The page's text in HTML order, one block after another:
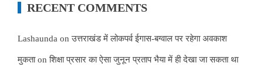
RECENT COMMENTS
Lashaunda onउत्तराखंड में लोकपर्व ईगास-बग्वाल पर रहेगा अवकाश
मुकताonशिक्षा प्रसार का ऐसा जुनून प्रताप भैया में ही देखा जा सकता था